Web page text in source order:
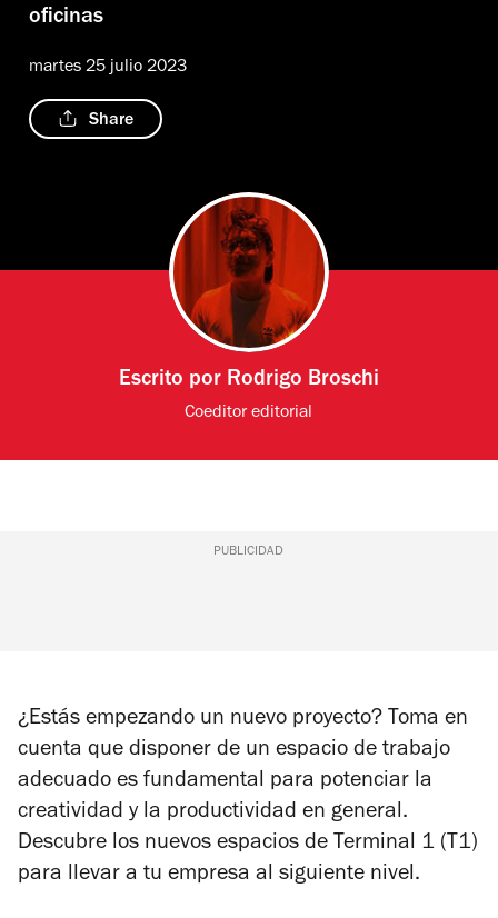
oficinas
martes 25 julio 2023
Share
Escrito por Rodrigo Broschi
Coeditor editorial
PUBLICIDAD
¿Estás empezando un nuevo proyecto? Toma en
cuenta que disponer de un espacio de trabajo
adecuado es fundamental para potenciar la
creatividad y la productividad en general.
Descubre los nuevos espacios de Terminal 1 (T1)
para llevar a tu empresa al siguiente nivel.